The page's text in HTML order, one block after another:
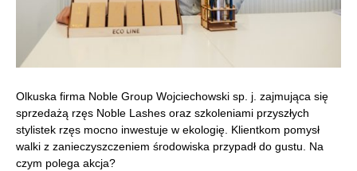
Olkuska firma Noble Group Wojciechowski sp. j. zajmująca się
sprzedażą rzęs Noble Lashes oraz szkoleniami przyszłych
stylistek rzęs mocno inwestuje w ekologię. Klientkom pomysł
walki z zanieczyszczeniem środowiska przypadł do gustu. Na
czym polega akcja?